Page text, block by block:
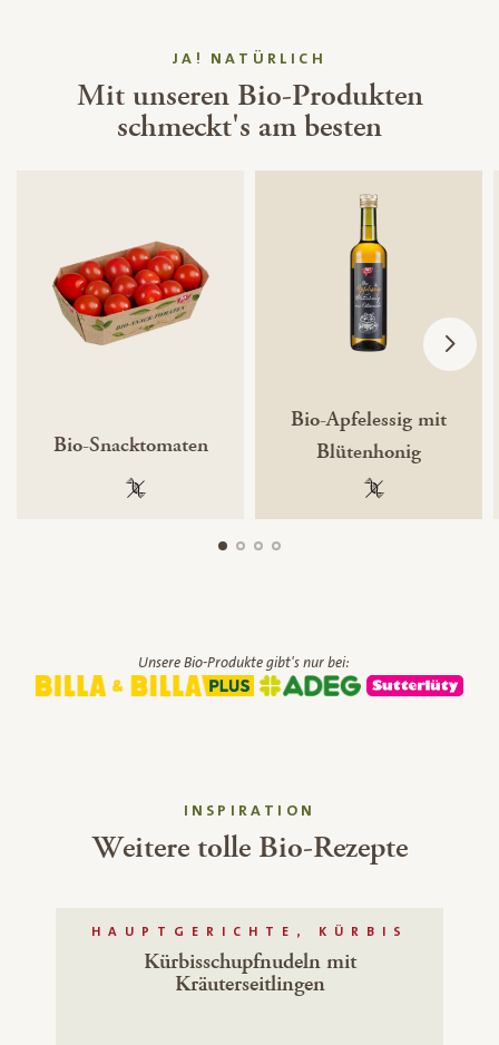
JA! NATÜRLICH
Mit unseren Bio-Produkten
schmeckt's am besten
Bio-Snacktomaten
100 % gentechnikfrei
Bio-Apfelessig mit
Blütenhonig
100 %
Unsere Bio-Produkte gibt's nur bei:
INSPIRATION
Weitere tolle Bio-Rezepte
HAUPTGERICHTE, KÜRBIS
Kürbisschupfnudeln mit
Kräuterseitlingen